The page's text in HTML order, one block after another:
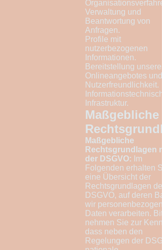
Verwaltung und
Beantwortung von
Anfragen.
Profile mit
nutzerbezogenen
Informationen.
Bereitstellung unseres
Onlineangebotes und
Nutzerfreundlichkeit.
Infrastruktur.
Maßgebliche
Maßgebliche
Rechtsgrundlagen
der DSGVO: Im
Folgenden erhalten
eine Übersicht der
Rechtsgrundlagen der
DSGVO, auf deren
wir
Daten verarbeiten.
nehmen Sie zur
dass neben den
Regelungen der